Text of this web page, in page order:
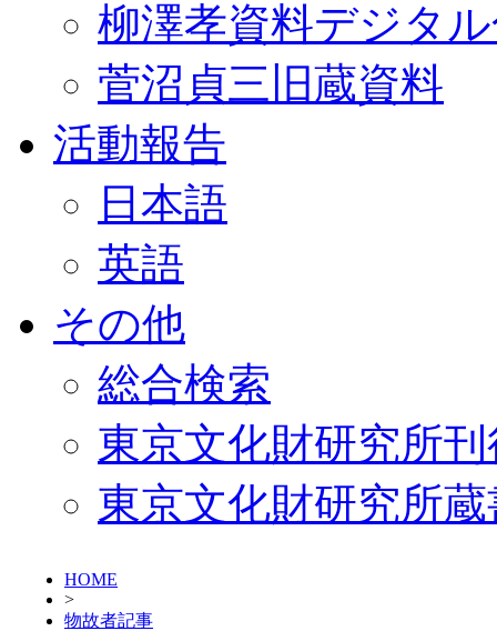
柳澤孝資料デジタ
菅沼貞三旧蔵資料
活動報告
日本語
英語
その他
総合検索
東京文化財研究所
東京文化財研究所
HOME
>
物故者記事